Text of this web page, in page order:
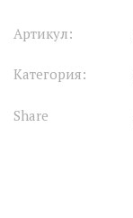
Артикул:
Категория:
Share